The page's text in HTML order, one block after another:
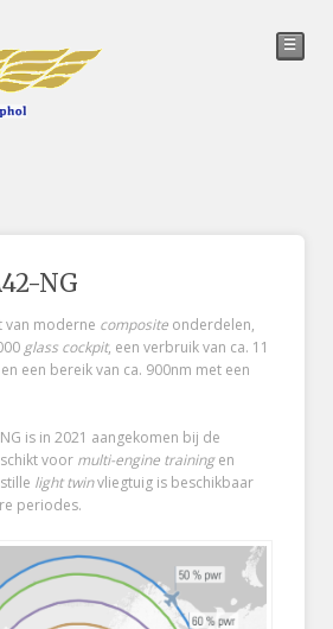
☰
NG
van moderne composite onderdelen,
glass cockpit, een verbruik van ca. 11
een bereik van ca. 900nm met een
is in 2021 aangekomen bij de
voor multi-engine trainingen
light twinvliegtuig is beschikbaar
periodes.